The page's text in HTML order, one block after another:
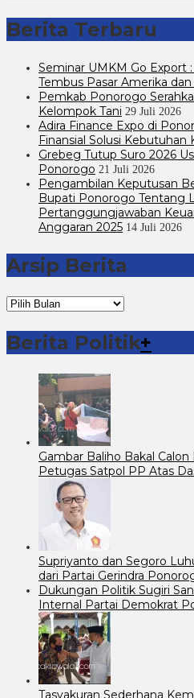
Berita Terbaru
Seminar UMKM Go Export
Tembus Pasar Amerika dan
Pemkab Ponorogo
Kelompok Tani 29 Juli 2026
Adira Finance Expo di
Finansial Solusi Kebutuhan
Grebeg Tutup Suro 2026
Ponorogo 21 Juli 2026
Pengambilan Keputusan
Bupati Ponorogo Tentang
Pertanggungjawaban
Anggaran 2025 14 Juli 2026
Arsip Berita
Arsip
Berita
Berita Politik+
Gambar Baliho Bakal
Petugas Satpol PP Atas
Supriyanto dan Segoro
dari Partai Gerindra
Dukungan Politik Sugiri
Internal Partai Demokrat
Tasyakuran Sederhana